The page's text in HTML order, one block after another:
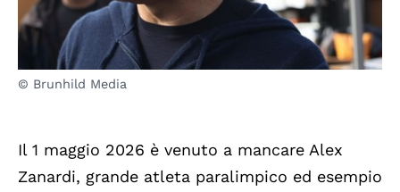
© Brunhild Media
Il 1 maggio 2026 è venuto a mancare Alex
Zanardi, grande atleta paralimpico ed esempio